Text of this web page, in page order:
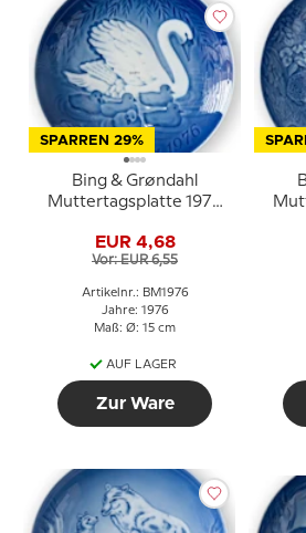
SPARREN 29%
Bing & Grøndahl
Muttertagsplatte 1976
EUR 4,68
Vor: EUR 6,55
Artikelnr.: BM1976
Jahre: 1976
Maß: Ø: 15 cm
AUF LAGER
Zur Ware